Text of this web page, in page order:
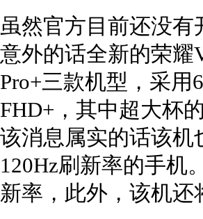
虽然官方目前还没有
意外的话全新的荣耀
Pro+三款机型，采
FHD+，其中超大杯
该消息属实的话该机
120Hz刷新率的手机
新率，此外，该机还